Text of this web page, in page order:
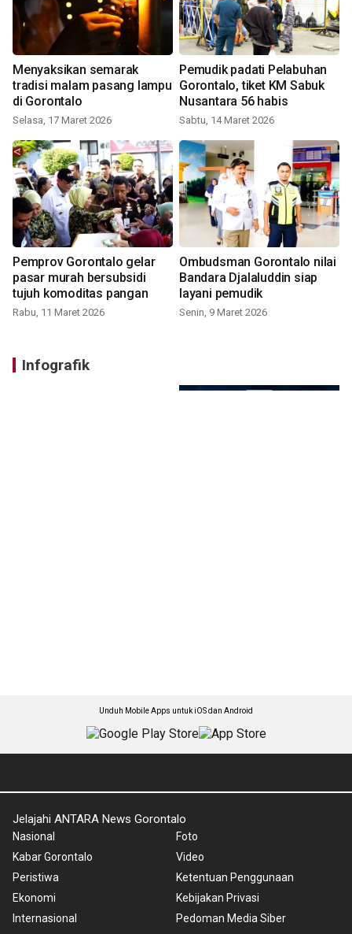
Menyaksikan semarak
tradisi malam pasang lampu
di Gorontalo
Selasa, 17 Maret 2026
Pemudik padati Pelabuhan
Gorontalo, tiket KM Sabuk
Nusantara 56 habis
Sabtu, 14 Maret 2026
Pemprov Gorontalo gelar
pasar murah bersubsidi
tujuh komoditas pangan
Rabu, 11 Maret 2026
Ombudsman Gorontalo nilai
Bandara Djalaluddin siap
layani pemudik
Senin, 9 Maret 2026
Infografik
Unduh Mobile Apps untuk iOS dan Android
Jelajahi ANTARA News Gorontalo
Nasional
Kabar Gorontalo
Peristiwa
Ekonomi
Internasional
Foto
Video
Ketentuan Penggunaan
Kebijakan Privasi
Pedoman Media Siber